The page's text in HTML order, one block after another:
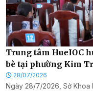
Trung tâm HueIOC
bè tại phường Kim
báo chất lượng nước
28/07/2026
Ngày 28/7/2026, Sở Khoa